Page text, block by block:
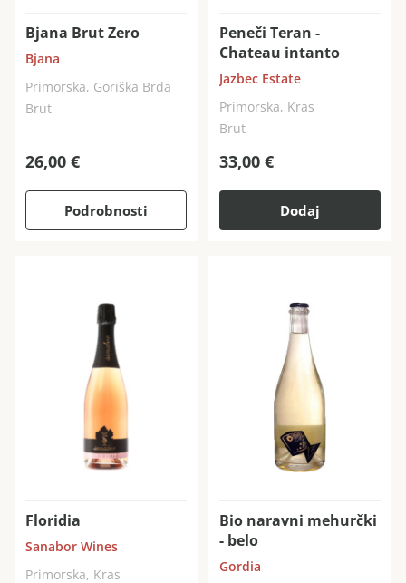
Bjana Brut Zero
Bjana
Primorska, Goriška Brda
Brut
26,00 €
Podrobnosti
Peneči Teran -
Chateau intanto
Jazbec Estate
Primorska, Kras
Brut
33,00 €
Dodaj
Floridia
Sanabor Wines
Primorska, Kras
Bio naravni mehurčki
- belo
Gordia